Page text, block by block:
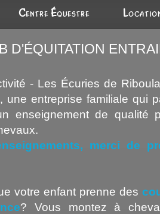
Centre équestre
D'ÉQUITATION
- Les Écuries de
une entreprise familiale qui
enseignement de qualité
merci de
votre enfant prenne des
? Vous montez à